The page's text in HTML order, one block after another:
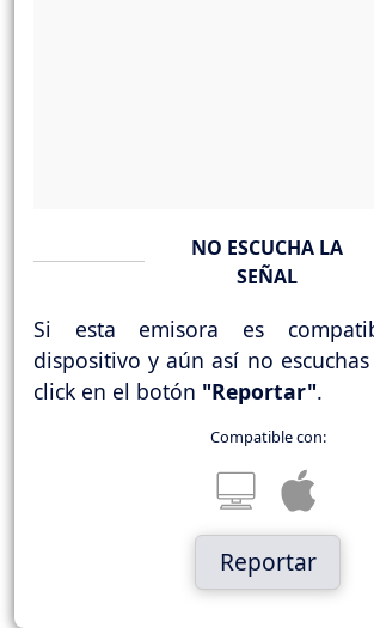
NO ESCUCHA LA
SEÑAL
Si esta emisora es
dispositivo y aún así no
click en el botón "Reportar".
Compatible con:
Reportar